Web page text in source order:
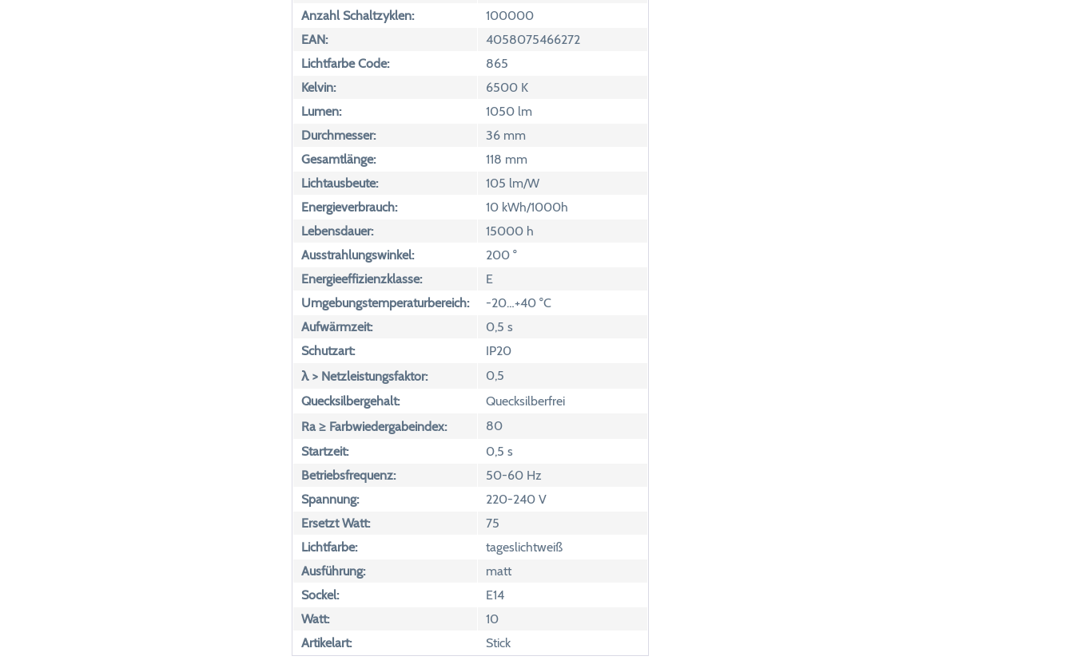
Anzahl Schaltzyklen:
100000
EAN:
4058075466272
Lichtfarbe Code:
865
Kelvin:
6500 K
Lumen:
1050 lm
Durchmesser:
36 mm
Gesamtlänge:
118 mm
Lichtausbeute:
105 lm/W
Energieverbrauch:
10 kWh/1000h
Lebensdauer:
15000 h
Ausstrahlungswinkel:
200 °
Energieeffizienzklasse:
E
Umgebungstemperaturbereich:
-20…+40 °C
Aufwärmzeit:
0,5 s
Schutzart:
IP20
λ > Netzleistungsfaktor:
0,5
Quecksilbergehalt:
Quecksilberfrei
Ra ≥ Farbwiedergabeindex:
80
Startzeit:
0,5 s
Betriebsfrequenz:
50-60 Hz
Spannung:
220-240 V
Ersetzt Watt:
75
Lichtfarbe:
tageslichtweiß
Ausführung:
matt
Sockel:
E14
Watt:
10
Artikelart:
Stick